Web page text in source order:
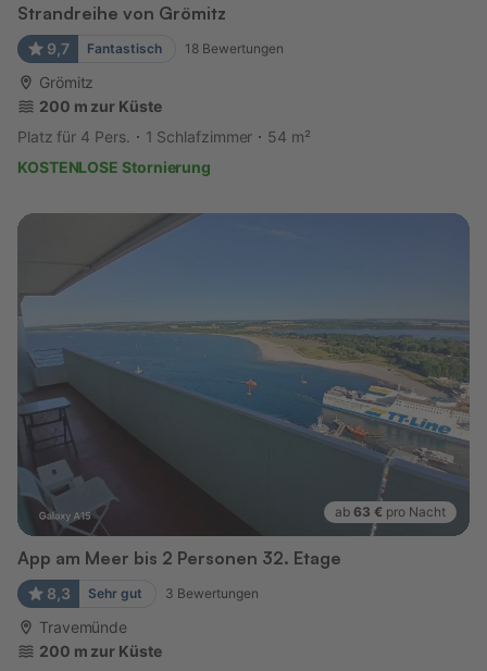
Strandreihe von Grömitz
9,7 Fantastisch 18 Bewertungen
Grömitz
200 m zur Küste
Platz für 4 Pers.
1 Schlafzimmer
54 m²
KOSTENLOSE Stornierung
ab 63 € pro Nacht
App am Meer bis 2 Personen 32. Etage
8,3 Sehr gut 3 Bewertungen
Travemünde
200 m zur Küste